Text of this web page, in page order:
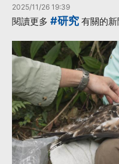
2025/11/26 19:39
閱讀更多 #研究 有關的